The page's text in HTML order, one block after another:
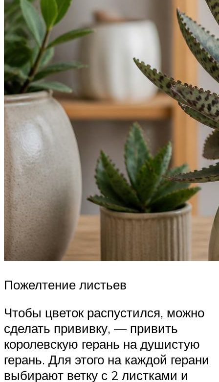
Пожелтение листьев
Чтобы цветок распустился, можно
сделать прививку, — привить
королевскую герань на душистую
герань. Для этого на каждой герани
выбирают ветку с 2 листками и